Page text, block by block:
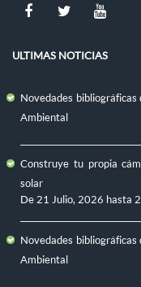
ULTIMAS NOTICIAS
Novedades
Ambiental
Construye tu propia
solar
De21 Julio, 2026 hasta
Novedades
Ambiental